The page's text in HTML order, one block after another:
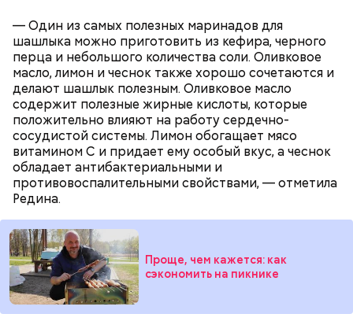
— Один из самых полезных маринадов для
шашлыка можно приготовить из кефира, черного
перца и небольшого количества соли. Оливковое
масло, лимон и чеснок также хорошо сочетаются и
делают шашлык полезным. Оливковое масло
содержит полезные жирные кислоты, которые
положительно влияют на работу сердечно-
сосудистой системы. Лимон обогащает мясо
витамином C и придает ему особый вкус, а чеснок
обладает антибактериальными и
противовоспалительными свойствами, — отметила
Редина.
Проще, чем кажется: как
сэкономить на пикнике
с сахарным диабетом;
лишним весом.